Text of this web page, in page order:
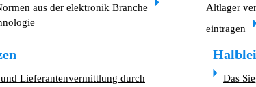
aus der elektronik Branche
Altlager
eintragen
Lieferantenvermittlung durch
Das